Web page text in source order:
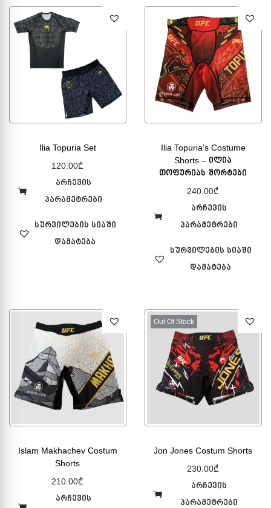
Ilia Topuria Set
120.00₾
არჩევის
პარამეტრები
სურვილების სიაში
დამატება
Ilia Topuria’s Costume
Shorts – ილია
თოფურიას შორტები
240.00₾
არჩევის
პარამეტრები
სურვილების სიაში
დამატება
Islam Makhachev Costum
Shorts
210.00₾
არჩევის
Out Of Stock
Jon Jones Costum Shorts
230.00₾
არჩევის
პარამეტრები